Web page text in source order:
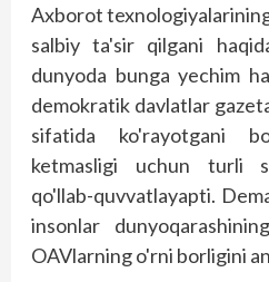
Axborot
salbiy ta'sir qilgani
dunyoda bunga yechim
demokratik davlatlar
sifatida ko'rayotgani
ketmasligi uchun turli
qo'llab-quvvatlayapti.
insonlar
OAVlarning o'rni borligini